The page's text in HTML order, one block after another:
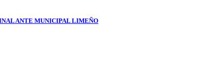
ANTE MUNICIPAL LIMEÑO